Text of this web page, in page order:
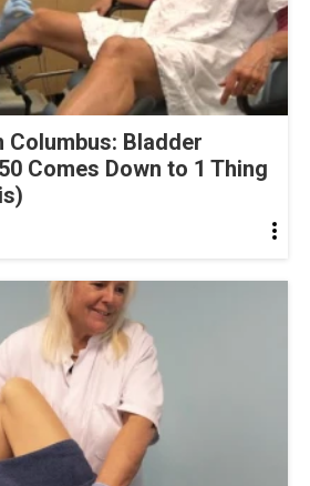
Columbus: Bladder
Comes Down to 1 Thing